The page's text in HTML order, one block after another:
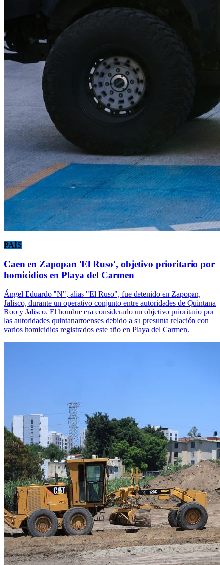
PAÍS
Caen en Zapopan 'El Ruso', objetivo prioritario por
homicidios en Playa del Carmen
Ángel Eduardo "N", alias "El Ruso", fue detenido en Zapopan,
Jalisco, durante un operativo conjunto entre autoridades de Quintana
Roo y Jalisco. El hombre era considerado un objetivo prioritario por
las autoridades quintanarroenses debido a su presunta relación con
varios homicidios registrados este año en Playa del Carmen.